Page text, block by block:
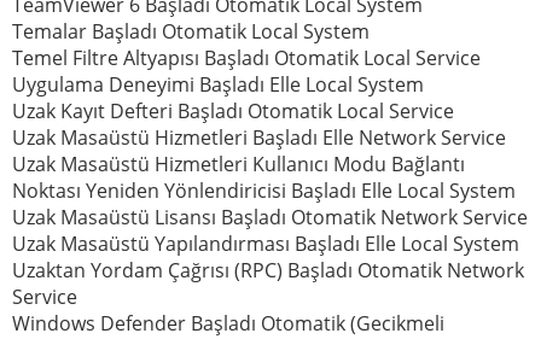
Temalar Başladı Otomatik Local System
Temel Filtre Altyapısı Başladı Otomatik Local Service
Uygulama Deneyimi Başladı Elle Local System
Uzak Kayıt Defteri Başladı Otomatik Local Service
Uzak Masaüstü Hizmetleri Başladı Elle Network Service
Uzak Masaüstü Hizmetleri Kullanıcı Modu Bağlantı
Noktası Yeniden Yönlendiricisi Başladı Elle Local System
Uzak Masaüstü Lisansı Başladı Otomatik Network Service
Uzak Masaüstü Yapılandırması Başladı Elle Local System
Uzaktan Yordam Çağrısı (RPC) Başladı Otomatik Network
Service
Windows Defender Başladı Otomatik (Gecikmeli